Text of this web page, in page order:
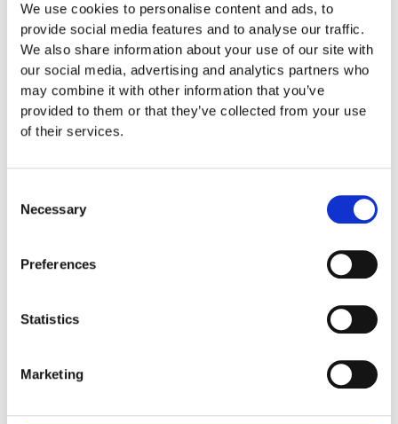
We use cookies to personalise content and ads, to
provide social media features and to analyse our traffic.
We also share information about your use of our site with
our social media, advertising and analytics partners who
may combine it with other information that you’ve
provided to them or that they’ve collected from your use
of their services.
Selection
Necessary
Preferences
Statistics
Marketing
Euroflex fallskyddsmatta 50
mm - för fallhöjd 1,5 meter
Euroflex fallskyddsmatta 60
mm – för fallhöjd 1,7 meter
Euroflex fallskyddsmatta 70
mm - för fallhöjd 2,1 meter
mm soft - för fallhöjd 3,0
mm – fallhöjd upp till 1,5 m
Nordic rubber safe tiles 55
mm – fallhöjd upp till 2,1 m
Nordic rubber safe tiles 75